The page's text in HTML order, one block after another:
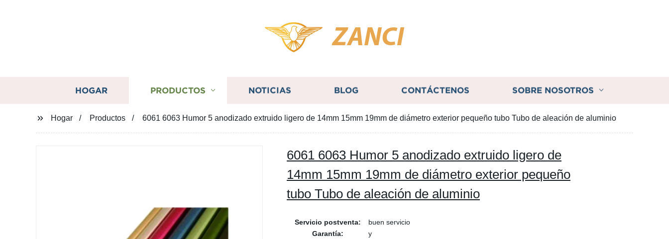
ZANCI
HOGAR PRODUCTOS NOTICIAS BLOG CONTÁCTENOS SOBRE NOSOTROS
Hogar Productos 6061 6063 Humor 5 anodizado extruido ligero de 14mm 15mm 19mm de diámetro exterior pequeño tubo Tubo de aleación de aluminio
6061 6063 Humor 5 anodizado extruido ligero de
14mm 15mm 19mm de diámetro exterior pequeño
tubo Tubo de aleación de aluminio
Servicio postventa:
buen servicio
Garantía:
y